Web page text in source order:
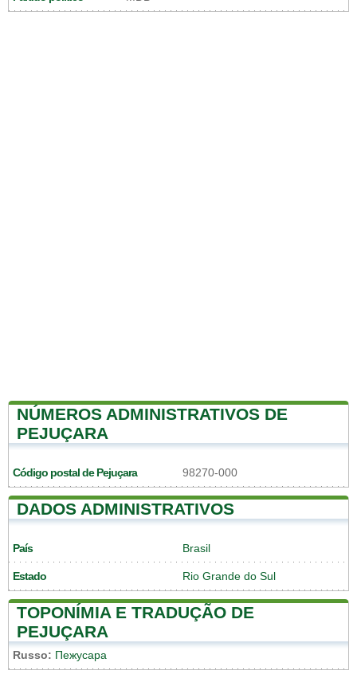
NÚMEROS ADMINISTRATIVOS DE
PEJUÇARA
Código postal de Pejuçara 98270-000
DADOS ADMINISTRATIVOS
País Brasil
Estado Rio Grande do Sul
TOPONÍMIA E TRADUÇÃO DE
PEJUÇARA
Russo: Пежусара